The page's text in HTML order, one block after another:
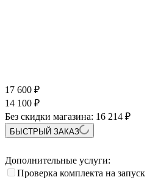
17 600 ₽
14 100 ₽
Без скидки магазина: 16 214 ₽
БЫСТРЫЙ ЗАКАЗ
Дополнительные услуги:
Проверка комплекта на запуск